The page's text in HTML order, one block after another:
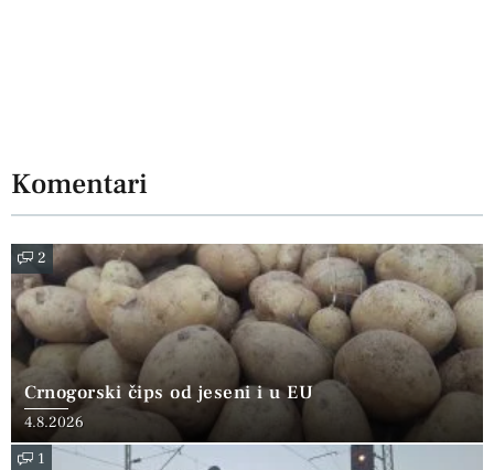
Komentari
2
Crnogorski čips od jeseni i u EU
4.8.2026
1